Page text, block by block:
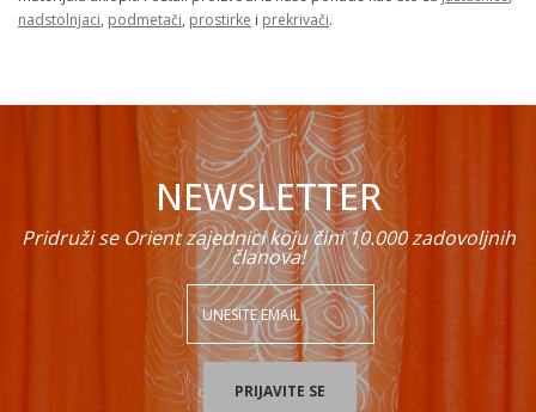
nadstolnjaci, podmetači, prostirke i prekrivači.
NEWSLETTER
Pridruži se Orient zajednici koju čini 10.000 zadovoljnih
članova!
PRIJAVITE SE